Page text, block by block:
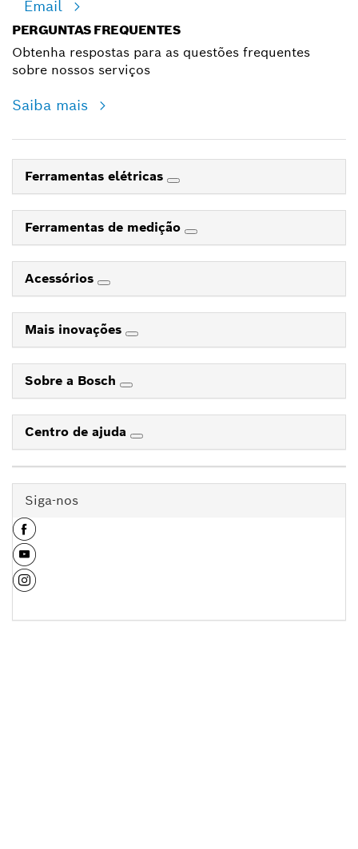
Email
PERGUNTAS FREQUENTES
Obtenha respostas para as questões frequentes
sobre nossos serviços
Saiba mais
Ferramentas elétricas
Ferramentas de medição
Acessórios
Mais inovações
Sobre a Bosch
Centro de ajuda
Siga-nos